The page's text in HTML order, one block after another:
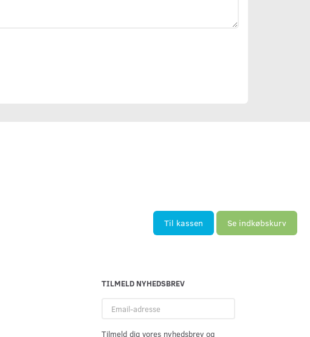
Til kassen Se indkøbskurv
TILMELD NYHEDSBREV
adresse
Tilmeld dig vores nyhedsbrev og